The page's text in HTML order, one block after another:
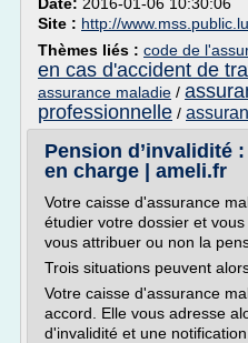
Site : http://www.mss.public.lu
Thèmes liés : code de
en cas d'accident de
assurance maladie /
professionnelle /
Pension d’invalidité
en charge | ameli.fr
Votre caisse d'assurance
étudier votre dossier et
vous attribuer ou non la
Trois situations peuvent
Votre caisse d'assurance
accord. Elle vous adresse
d'invalidité et une